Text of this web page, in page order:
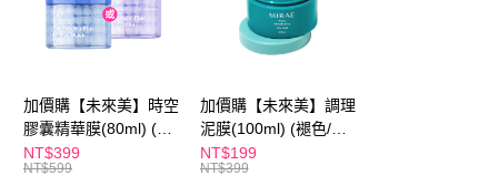
Apple Pay
街口支付
悠遊付
Google Pay
全盈+PAY
加價購【未來美】時空
膠囊精華膜(80ml) (褪
色/盒損/短效良品)
NT$399
NT$599
加價購【未來美】調理
泥膜(100ml) (褪色/盒
損/短效良品)
NT$199
NT$399